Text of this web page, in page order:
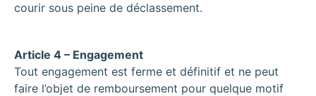
courir sous peine de déclassement.
Article 4 – Engagement
Tout engagement est ferme et définitif et ne peut
faire l’objet de remboursement pour quelque motif